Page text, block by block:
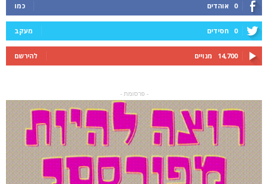
0 אוהדים כמו
0 חסידים מעקב
14,700 מנויים להירשם
- פרסומת -